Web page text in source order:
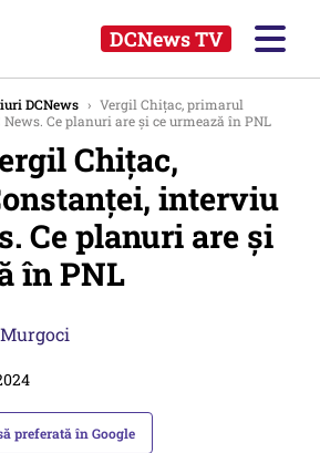
DCNews TV
DCNews › Vergil Chițac, primarul
Ce planuri are și ce urmează în PNL
Chițac,
interviu
Ce planuri are și
în PNL
preferată în Google